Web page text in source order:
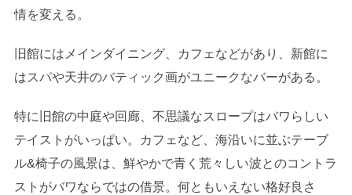
情を変える。
旧館にはメインダイニング、カフェなどがあり、新館に
はスパや天井のバティック画がユニークなバーがある。
特に旧館の中庭や回廊、不思議なスロープはバワらしい
テイストがいっぱい。カフェなど、海沿いに並ぶテーブ
ル&椅子の風景は、鮮やかで青く荒々しい波とのコントラ
ストがバワならではの借景。何ともいえない格好良さ